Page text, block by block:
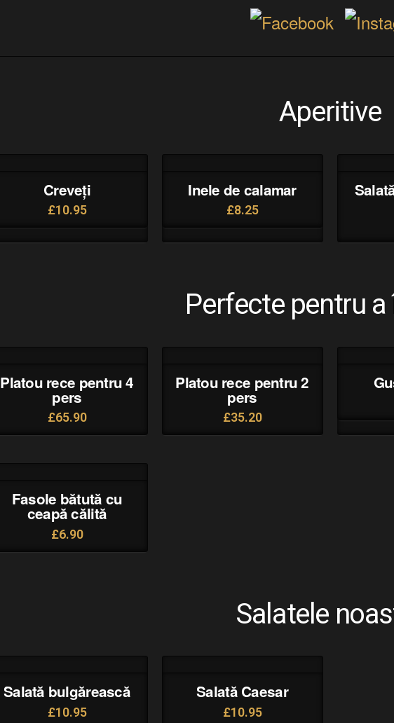
Aperitive
Creveți
£10.95
Inele de calamar
£8.25
Perfecte pentru
Platou rece pentru 4
pers
£65.90
Platou rece pentru 2
pers
£35.20
Fasole bătută cu
ceapă călită
£6.90
Salatele
Salată bulgărească
£10.95
Salată Caesar
£10.95